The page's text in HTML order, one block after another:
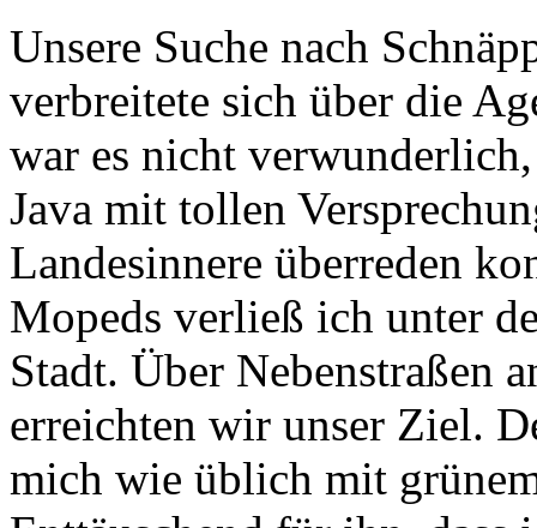
Unsere Suche nach
verbreitete sich über die
war es nicht
Java mit tollen
Landesinnere überreden
Mopeds verließ ich unter
Stadt. Über Nebenstraßen
erreichten wir unser Ziel.
mich wie üblich mit